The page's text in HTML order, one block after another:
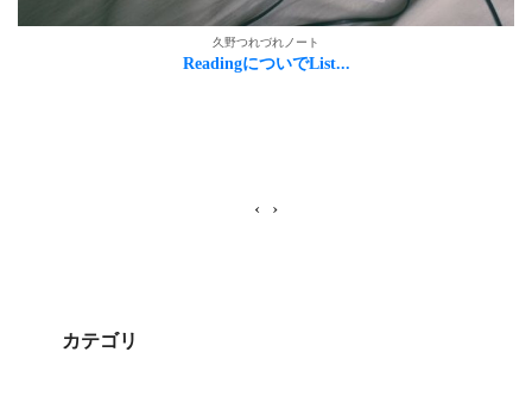
久野つれづれノート
ReadingについでList...
‹ ›
カテゴリ